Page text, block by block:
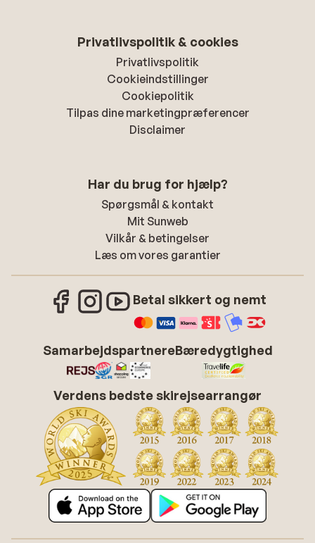
Privatlivspolitik & cookies
Privatlivspolitik
Cookieindstillinger
Cookiepolitik
Tilpas dine marketingpræferencer
Disclaimer
Har du brug for hjælp?
Spørgsmål & kontakt
Mit Sunweb
Vilkår & betingelser
Læs om vores garantier
Betal sikkert og nemt
SamarbejdspartnereBæredygtighed
Verdens bedste skirejsearrangør